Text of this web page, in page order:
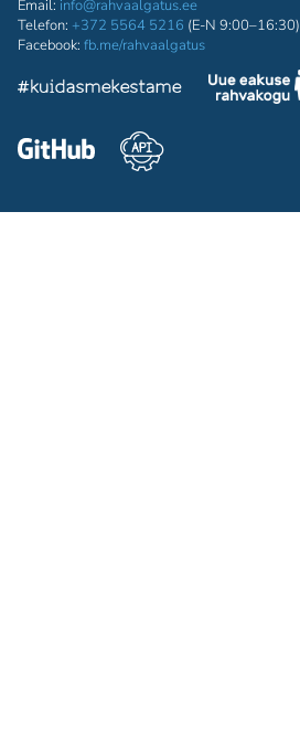
Email: info@rahvaalgatus.ee
Telefon: +372 5564 5216 (E-N 9:00–16:30)
Facebook: fb.me/rahvaalgatus